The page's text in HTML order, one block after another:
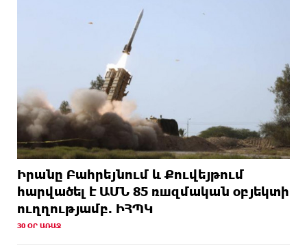
Իրանը Բահրեյնում և Քուվեյթում
hարվածել է ԱՄՆ 85 ռшզմական օբյեկտի
ուղղությամբ. ԻՀՊԿ
30 ՕՐ ԱՌԱՋ